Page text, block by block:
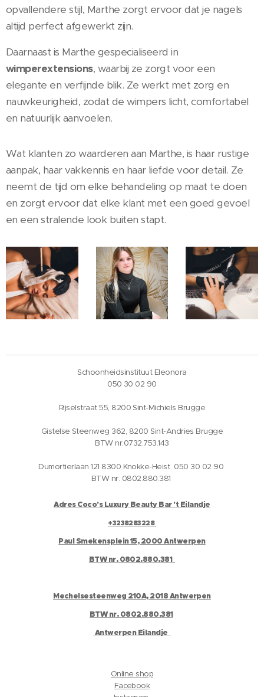
opvallendere stijl, Marthe zorgt ervoor dat je nagels
altijd perfect afgewerkt zijn.
Daarnaast is Marthe gespecialiseerd in
wimperextensions, waarbij ze zorgt voor een
elegante en verfijnde blik. Ze werkt met zorg en
nauwkeurigheid, zodat de wimpers licht, comfortabel
en natuurlijk aanvoelen.
Wat klanten zo waarderen aan Marthe, is haar rustige
aanpak, haar vakkennis en haar liefde voor detail. Ze
neemt de tijd om elke behandeling op maat te doen
en zorgt ervoor dat elke klant met een goed gevoel
en een stralende look buiten stapt.
Schoonheidsinstituut Eleonora
050 30 02 90
Rijselstraat 55, 8200 Sint-Michiels Brugge
Gistelse Steenweg 362, 8200 Sint-Andries Brugge
BTW nr.0732.753.143
Dumortierlaan 121 8300 Knokke-Heist 050 30 02 90
BTW nr. 0802.880.381
Adres Coco's Luxury Beauty Bar 't Eilandje
+3238283228
Paul Smekensplein 15, 2000 Antwerpen
BTW nr. 0802.880.381
Mechelsesteenweg 210A, 2018 Antwerpen
BTW nr. 0802.880.381
Antwerpen Eilandje
Online shop
Facebook